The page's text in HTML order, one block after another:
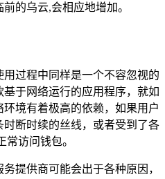
的乌云,会相应地增加。
用过程中同样是一个不容忽视的
基于网络运行的应用程序，就如
境有着极高的依赖，如果用户
断时续的丝线，或者受到了各
访问钱包。
提供商可能会出于各种原因，